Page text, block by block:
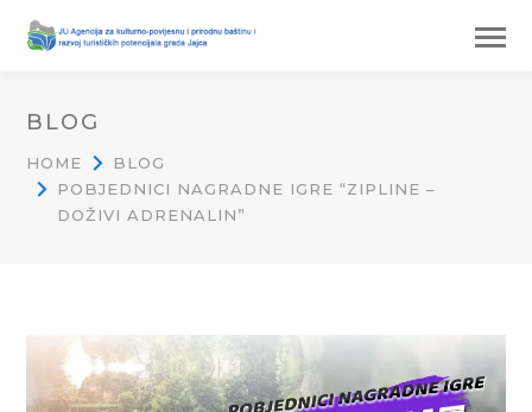
BLOG
HOME
BLOG
POBJEDNICI NAGRADNE IGRE “ZIPLINE –
DOŽIVI ADRENALIN”